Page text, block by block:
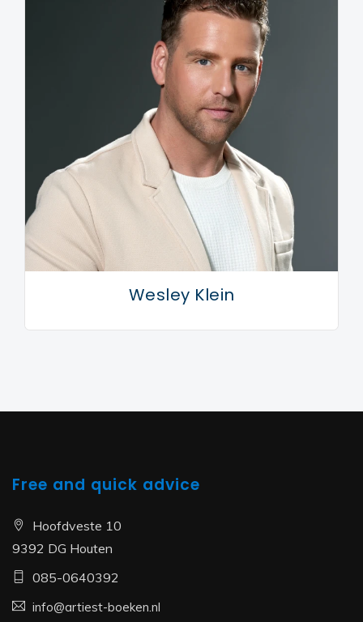
Wesley Klein
Free and quick advice
Hoofdveste 10
9392 DG Houten
085-0640392
info@artiest-boeken.nl